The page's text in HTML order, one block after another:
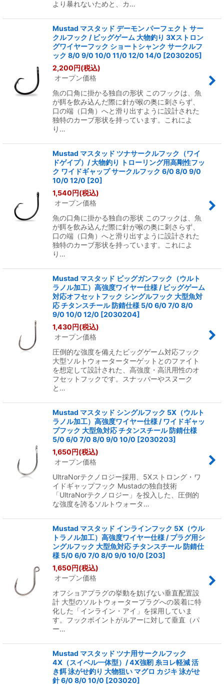
より暴れないためと、カ…
Mustad マスタッド デーモン パーフェクト サー
クルフック / ビッグゲーム 大物釣り 3Xストロン
グワイヤーフック ショートシャンク サークルフ
ック 8/0 9/0 10/0 11/0 12/0 14/0 [2030205]
2,200円(税込)
オープン価格
魚の口角に掛かる独自の形状 このフックは、魚
が餌を飲み込んだ際に針が喉の奥に刺さらず、
口の端（口角）へと滑り出すように設計された
独特のカーブ形状を持っています。これによ
り…
Mustad マスタッド ツナサークルフック（ワイ
ドゲイプ）/ 大物釣り トローリング用高剛性フッ
ク ワイドギャップ サークルフック 6/0 8/0 9/0
10/0 12/0 [20]
1,540円(税込)
オープン価格
魚の口角に掛かる独自の形状 このフックは、魚
が餌を飲み込んだ際に針が喉の奥に刺さらず、
口の端（口角）へと滑り出すように設計された
独特のカーブ形状を持っています。これによ
り…
Mustad マスタッド ビッグガンフック（ウルト
ラノル加工）高強度ワイヤー仕様 / ビッグゲーム
対応オフセットフック シングルフック 大型魚対
応 チタンスチール 防錆仕様 5/0 6/0 7/0 8/0
9/0 10/0 12/0 [2030204]
1,430円(税込)
オープン価格
圧倒的な強度を備えたビッグゲーム対応フック
大型ソルトウォーターターゲットとのファイト
を想定して設計された、高強度・高汎用性のオ
フセットフックです。スナッパーやスヌーク
と…
Mustad マスタッド シングルフック 5X（ウルト
ラノル加工）高強度ワイヤー仕様 / ワイドギャッ
プフック 大型魚対応 チタンスチール 防錆仕様
5/0 6/0 7/0 8/0 9/0 10/0 [2030203]
1,650円(税込)
オープン価格
UltraNorテクノロジー採用、5Xストロング・ワ
イドギャップフック Mustadの独自技術
「UltraNorテクノロジー」を投入した、圧倒的
な強度を誇るソルトウォータ…
Mustad マスタッド インラインフック 5X（ウル
トラノル加工）高強度ワイヤー仕様 / プラグ用シ
ングルフック 大型魚対応 チタンスチール 防錆仕
様 5/0 6/0 7/0 8/0 9/0 10/0 [203]
1,650円(税込)
オープン価格
オフショアプラグの挙動を妨げない垂直配置設
計 大型のソルトウォータープラグへの装着に特
化した「インライン・アイ」を採用していま
す。フックポイントがルアーに対して垂直（パ
ー…
Mustad マスタッド ツナ用サークルフック
4X（スイベル一体型）/ 4X強靭 糸ヨレ軽減 活
き餌 泳がせ釣り 大物狙い マグロ カジキ 泳がせ
針 6/0 8/0 10/0 [203020]